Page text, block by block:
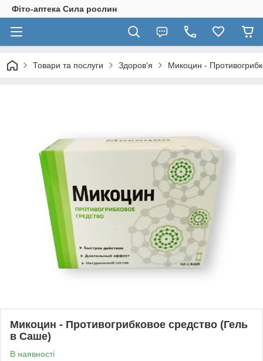
Фіто-аптека Сила рослин
Товари та послуги Здоров'я Микоцин -
Микоцин - Противогрибковое средство (Гель
в Саше)
В наявності